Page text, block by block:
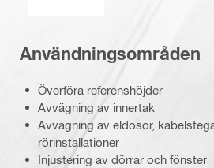
Användningsområden
Överföra referenshöjder
Avvägning av innertak
Avvägning av eldosor,
rörinstallationer
Injustering av dörrar och fönster